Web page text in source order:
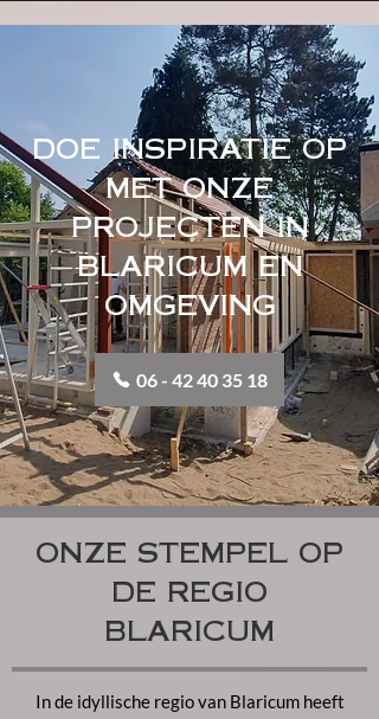
DOE INSPIRATIE OP
MET ONZE
PROJECTEN IN
BLARICUM EN
OMGEVING
06 - 42 40 35 18
ONZE STEMPEL OP
DE REGIO
BLARICUM
In de idyllische regio van Blaricum heeft